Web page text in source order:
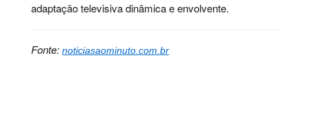
adaptação televisiva dinâmica e envolvente.
Fonte: noticiasaominuto.com.br